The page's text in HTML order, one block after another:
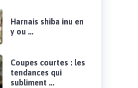
Harnais shiba inu en
y ou …
Coupes courtes : les
tendances qui
subliment …